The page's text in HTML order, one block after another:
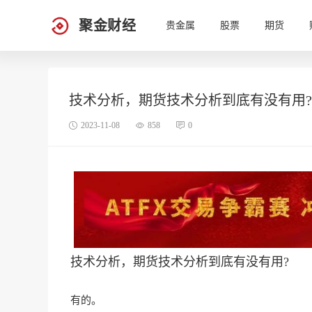
聚金财经 贵金属 股票 期货
技术分析，期货技术分析到底有没有
2023-11-08 858 0
技术分析，期货技术分析到底有没有用?
有的。